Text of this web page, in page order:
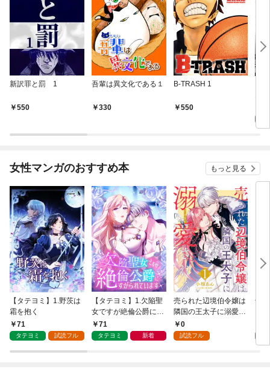
新訳罪と罰 1
550
吾輩は異文化である１
330
B-TRASH 1
550
女性マンガのおすすめ本 もっと見る
【タテヨミ】1.野茨は
霜を抱く
71
タテヨミ 試読フル
【タテヨミ】1.欠陥聖
女ですが絶倫公爵にす
がられています
71
タテヨミ 新着
売られた辺境伯令嬢は
隣国の王太子に溺愛さ
れる 1
0
試読フル
千
家